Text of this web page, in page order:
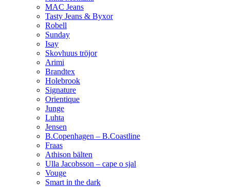
MAC Jeans
Tasty Jeans & Byxor
Robell
Sunday
Isay
Skovhuus tröjor
Arimi
Brandtex
Holebrook
Signature
Orientique
Junge
Luhta
Jensen
B.Copenhagen – B.Coastline
Fraas
Athison bälten
Ulla Jacobsson – cape o sjal
Vouge
Smart in the dark